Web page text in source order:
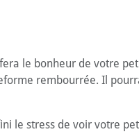
fera le bonheur de votre
rembourrée. Il
le stress de voir votre